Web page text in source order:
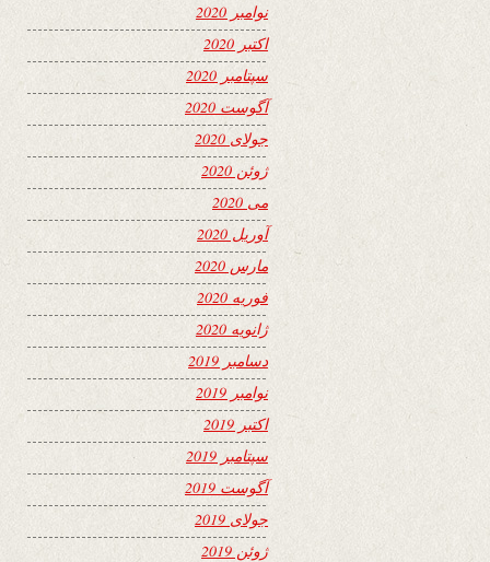
نوامبر 2020
اکتبر 2020
سپتامبر 2020
آگوست 2020
جولای 2020
ژوئن 2020
می 2020
آوریل 2020
مارس 2020
فوریه 2020
ژانویه 2020
دسامبر 2019
نوامبر 2019
اکتبر 2019
سپتامبر 2019
آگوست 2019
جولای 2019
ژوئن 2019